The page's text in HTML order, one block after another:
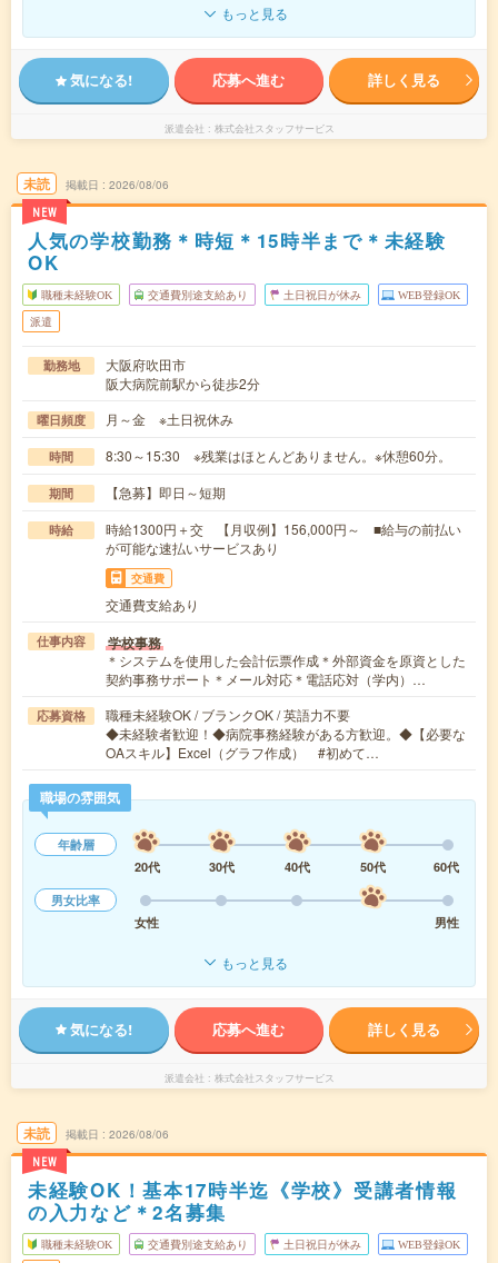
もっと見る
気になる! 応募へ進む 詳しく見る
派遣会社 株式会社スタッフサービス
未読
NEW
掲載日 2026/08/06
人気の学校勤務＊時短＊15時半まで＊未経験
OK
職種未経験OK 交通費別途支給あり 土日祝日が休み WEB登録OK
派遣
勤務地
大阪府吹田市
阪大病院前駅から徒歩2分
曜日頻度 月～金 ※土日祝休み
時間 8:30～15:30 ※残業はほとんどありません。※休憩60分。
期間 【急募】即日～短期
時給
時給1300円＋交 【月収例】156,000円～ ■給与の前払い
が可能な速払いサービスあり
交通費
交通費支給あり
仕事内容 学校事務
＊システムを使用した会計伝票作成＊外部資金を原資とした
契約事務サポート＊メール対応＊電話応対（学内）…
応募資格
職種未経験OK / ブランクOK / 英語力不要
◆未経験者歓迎！◆病院事務経験がある方歓迎。◆【必要な
OAスキル】Excel（グラフ作成） #初めて…
職場の雰囲気
年齢層
20代
30代 40代 50代
60代
男女比率
女性
男性
もっと見る
気になる! 応募へ進む 詳しく見る
派遣会社 株式会社スタッフサービス
未読
NEW
掲載日 2026/08/06
未経験OK！基本17時半迄《学校》受講者情報
の入力など＊2名募集
職種未経験OK 交通費別途支給あり 土日祝日が休み WEB登録OK